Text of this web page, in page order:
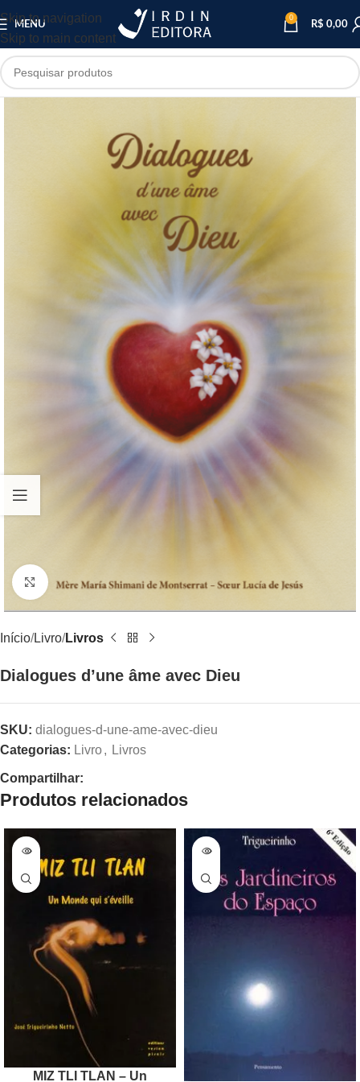
Skip to navigation
Skip to main content
MENU
0
R$ 0,00
Clique para ampliar
Início Livro Livros
Dialogues d’une âme avec Dieu
SKU: dialogues-d-une-ame-avec-dieu
Categorias: Livro, Livros
Compartilhar:
Produtos relacionados
MIZ TLI TLAN – Un